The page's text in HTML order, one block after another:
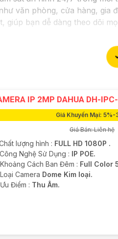
văn phòng, cửa hàng, gia
giúp bạn dễ dàng theo dõi
IP 2MP DAHUA DH-
Giá Khuyến Mại: 5%-
Giá Bán: Liên hệ
lượng hình : FULL HD 1080P .
Nghệ Sử Dụng : IP POE.
Cách Ban Đêm : Full Color
Camera Dome Kim loại.
Điểm : Thu Âm.